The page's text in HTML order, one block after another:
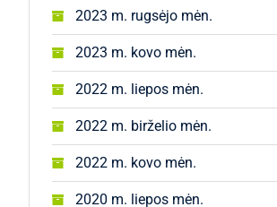
2023 m. rugsėjo mėn.
2023 m. kovo mėn.
2022 m. liepos mėn.
2022 m. birželio mėn.
2022 m. kovo mėn.
2020 m. liepos mėn.